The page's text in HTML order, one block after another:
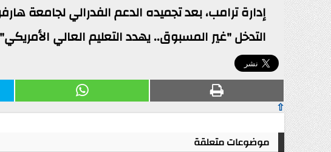
إدارة ترامب، بعد تجميده الدعم الفدرالي لجامعة
التدخل "غير المسبوق.. يهدد التعليم العالي
⇧
موضوعات متعلقة